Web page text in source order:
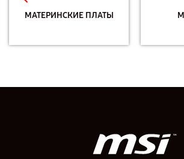
МАТЕРИНСКИЕ ПЛАТЫ